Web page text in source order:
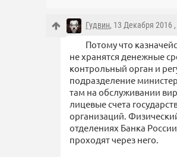
Гудвин, 13 Декабря 2016 ,
Потому что
не хранятся денежные
контрольный орган и
подразделение
там на обслуживании
лицевые счета
организаций.
отделениях Банка
проходят через него.